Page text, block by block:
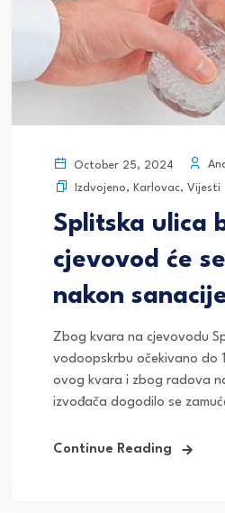
October 25, 2024
Izdvojeno, Karlovac, Vijesti
Splitska ulica
cjevovod će
nakon
Zbog kvara na cjevovodu
vodoopskrbu očekivano do
ovog kvara i zbog radova
izvođača dogodilo se
Continue Reading